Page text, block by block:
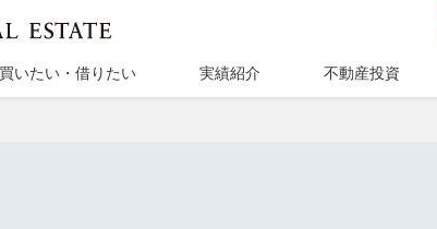
買いたい・借りたい 実績紹介 不動産投資